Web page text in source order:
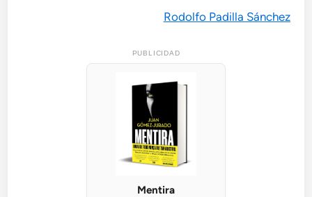
Rodolfo Padilla Sánchez
PUBLICIDAD
Mentira